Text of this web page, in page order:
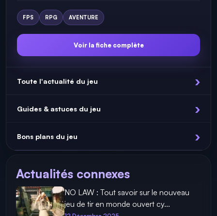
FPS RPG AVENTURE
Voir la fiche complète
Toute l'actualité du jeu
Guides & astuces du jeu
Bons plans du jeu
Actualités connexes
NO LAW : Tout savoir sur le nouveau
jeu de tir en monde ouvert cy...